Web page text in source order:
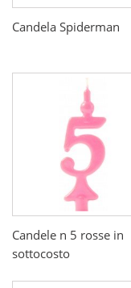
Candela Spiderman
Candele n 5 rosse in
sottocosto